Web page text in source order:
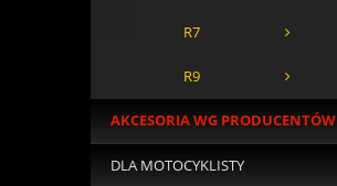
R7
R9
AKCESORIA WG PRODUCENTÓW
DLA MOTOCYKLISTY